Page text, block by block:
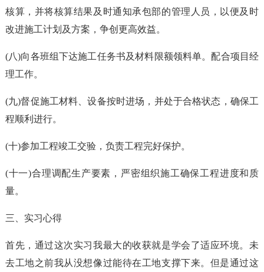
核算，并将核算结果及时通知承包部的管理人员，以便及时
改进施工计划及方案，争创更高效益。
(八)向各班组下达施工任务书及材料限额领料单。配合项目经
理工作。
(九)督促施工材料、设备按时进场，并处于合格状态，确保工
程顺利进行。
(十)参加工程竣工交验，负责工程完好保护。
(十一)合理调配生产要素，严密组织施工确保工程进度和质
量。
三、实习心得
首先，通过这次实习我最大的收获就是学会了适应环境。未
去工地之前我从没想像过能待在工地支撑下来。但是通过这